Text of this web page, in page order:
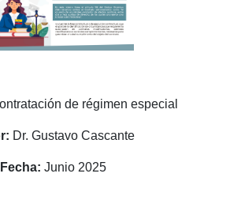
de régimen especial
Dr. Gustavo Cascante
Fecha: Junio 2025